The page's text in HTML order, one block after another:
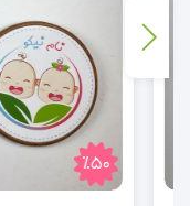
٪50